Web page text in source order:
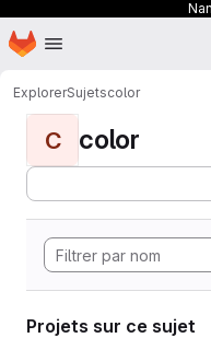
Passer au contenu principal
Page d'accueil
ExplorerSujetscolor
C color
Projets sur ce sujet